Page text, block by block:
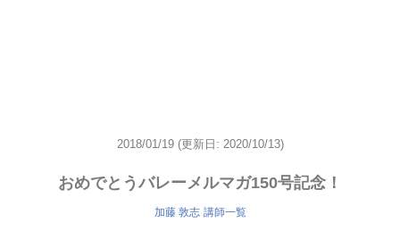
2018/01/19 (更新日: 2020/10/13)
おめでとうバレーメルマガ150号記念！
加藤 敦志 講師一覧